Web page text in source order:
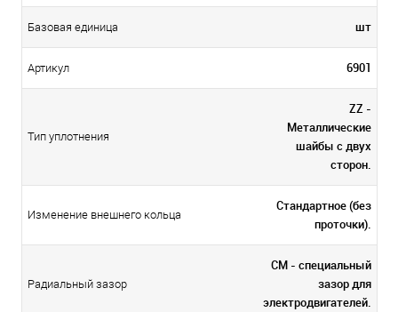
Базовая единица шт
Артикул 6901
Тип уплотнения
ZZ -
Металлические
шайбы с двух
сторон.
Изменение внешнего кольца
Стандартное (без
проточки).
Радиальный зазор
CM - специальный
зазор для
электродвигателей.